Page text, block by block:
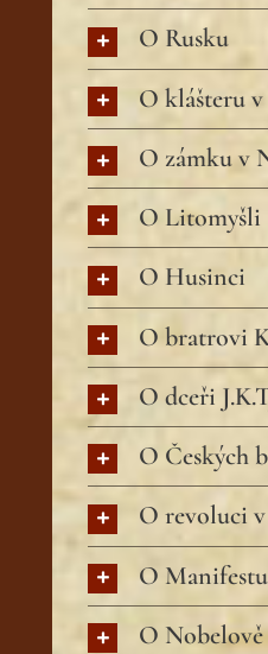
O Rusku
O klášteru
O zámku v
O Litomyšli
O Husinci
O bratrovi
O dceři
O Českých
O revoluci
O
O Nobelově